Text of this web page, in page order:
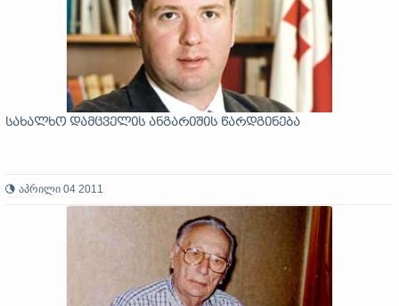
სახალხო დამცველის ანგარიშის წარდგინება
აპრილი 04 2011